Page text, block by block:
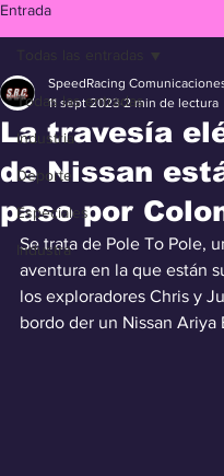
Entrada
Todas las entradas
Industria
Deporte
Especiales
Industra
Todas las entradas
La travesía
de Nissan
paso por
SpeedRacing
11 sept 2023 2 min de lectura
Se trata de Pole To Pole,
aventura en la que están
los exploradores Chris y
bordo der un Nissan Ariya